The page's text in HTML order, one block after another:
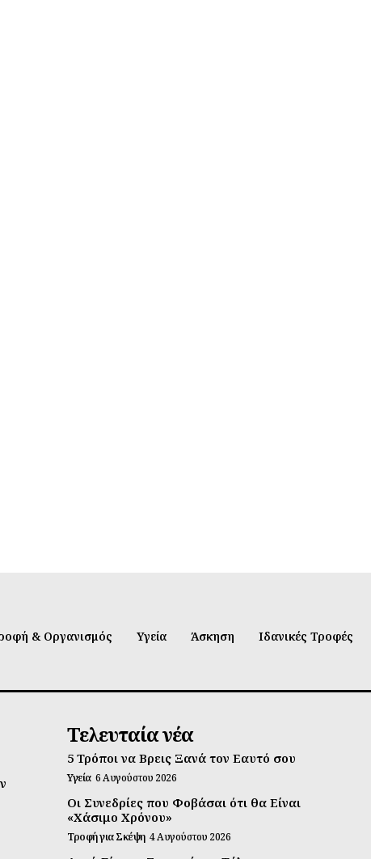
& Οργανισμός Υγεία Άσκηση Ιδανικές Τροφές
Τελευταία νέα
5 Τρόποι να Βρεις Ξανά τον Εαυτό σου
Υγεία 6 Αυγούστου 2026
Οι Συνεδρίες που Φοβάσαι ότι θα Είναι
«Χάσιμο Χρόνου»
Τροφή για Σκέψη 4 Αυγούστου 2026